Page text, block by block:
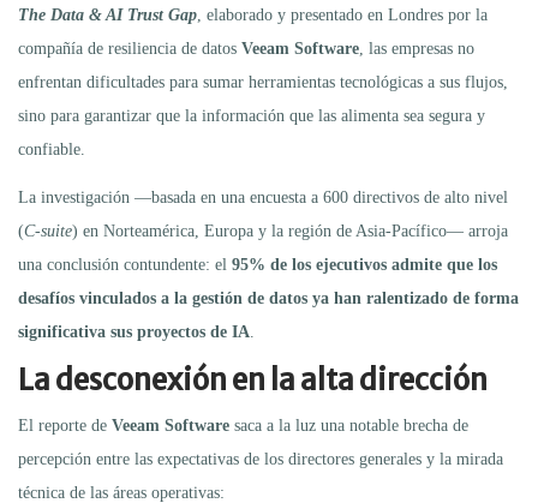
The Data & AI Trust Gap , elaborado y presentado en Londres por la
compañía de resiliencia de datos Veeam Software , las empresas no
enfrentan dificultades para sumar herramientas tecnológicas a sus flujos,
sino para garantizar que la información que las alimenta sea segura y
confiable.
La investigación —basada en una encuesta a 600 directivos de alto nivel
(C-suite) en Norteamérica, Europa y la región de Asia-Pacífico— arroja
una conclusión contundente: el 95% de los ejecutivos admite que los
desafíos vinculados a la gestión de datos ya han ralentizado de forma
significativa sus proyectos de IA
La desconexión en la alta dirección
El reporte de Veeam Software saca a la luz una notable brecha de
percepción entre las expectativas de los directores generales y la mirada
técnica de las áreas operativas: